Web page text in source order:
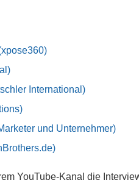
International)
und Unternehmer)
YouTube-Kanal die